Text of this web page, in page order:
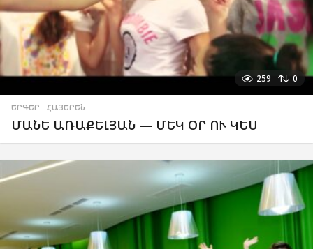
259 0
ԵՐԳԵՐ ,ՀԱՅԵՐԵՆ
ՄԱՆԵ ԱՌԱՔԵԼՅԱՆ — ՄԵԿ ՕՐ ՈՒ ԿԵՍ